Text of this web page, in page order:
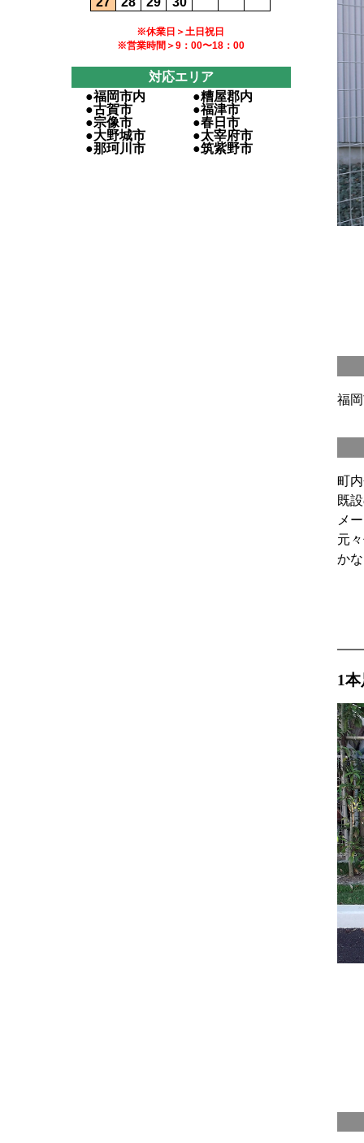
福
町
既
メ
元
か
1
※休業日＞土日祝日
※営業時間＞9：00〜18：00
対応エリア
●福岡市内
●古賀市
●宗像市
●大野城市
●那珂川市
●糟屋郡内
●福津市
●春日市
●太宰府市
●筑紫野市